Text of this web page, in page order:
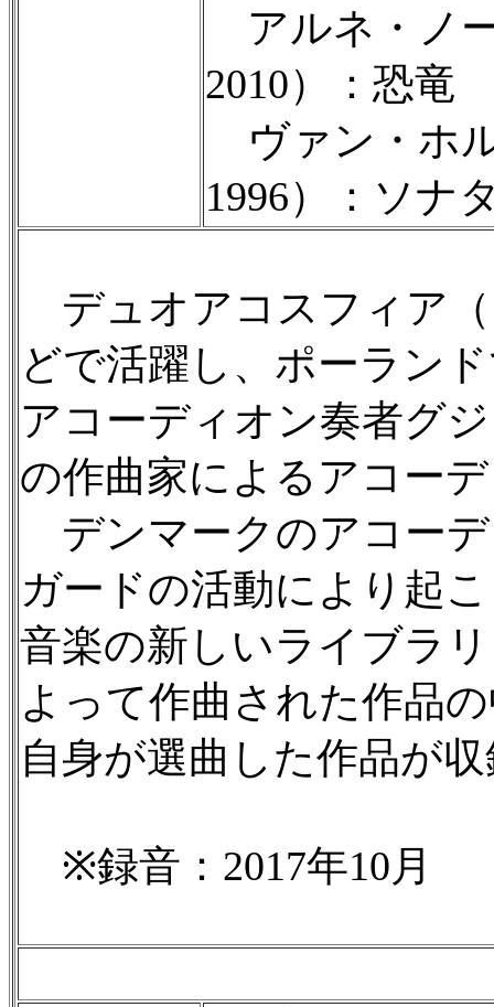
アルネ・ノ
2010）：恐竜
ヴァン・ホ
1996）：ソナ
デュオアコスフィア
どで活躍し、ポーラン
アコーディオン奏者グ
の作曲家によるアコー
デンマークのアコー
ガードの活動により起
音楽の新しいライブラ
よって作曲された作品
自身が選曲した作品が
※録音：2017年10月